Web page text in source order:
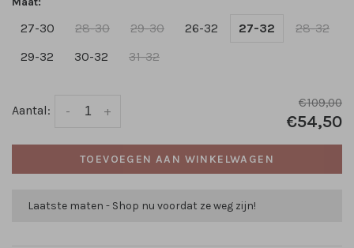
27-30 28-30 29-30 26-32 27-32
28-32
29-32
30-32 31-32
Aantal: +
-
€109,00
€54,50
TOEVOEGEN AAN WINKELWAGEN
Laatste maten - Shop nu voordat ze weg zijn!